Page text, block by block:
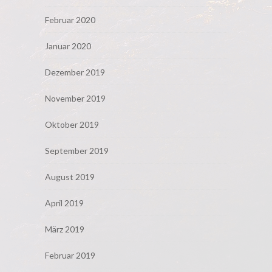
Februar 2020
Januar 2020
Dezember 2019
November 2019
Oktober 2019
September 2019
August 2019
April 2019
März 2019
Februar 2019